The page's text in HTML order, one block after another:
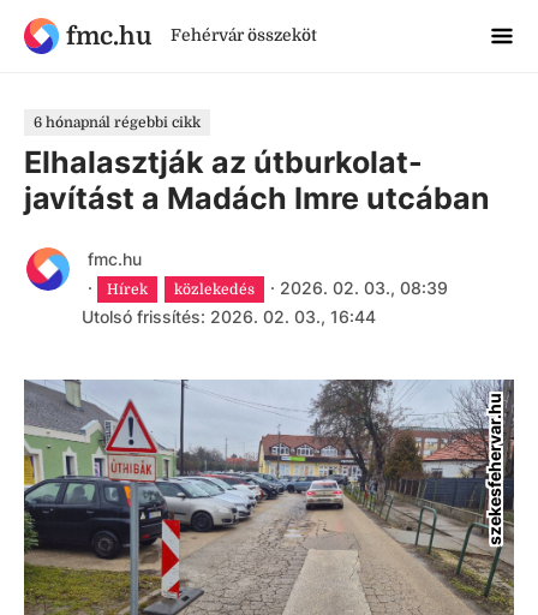
fmc.hu Fehérvár összeköt
6 hónapnál régebbi cikk
Elhalasztják az útburkolat-
javítást a Madách Imre utcában
fmc.hu
·
Hírek közlekedés · 2026. 02. 03., 08:39
Utolsó frissítés: 2026. 02. 03., 16:44
szekesfehervar.hu